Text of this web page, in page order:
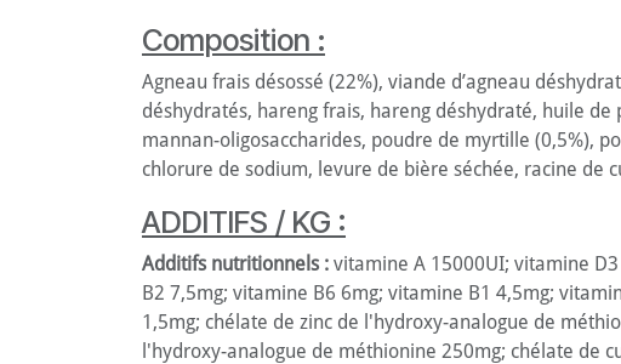
Composition :
Agneau frais désossé (22%), viande d’agneau
déshydratés, hareng frais, hareng déshydraté, huile
mannan-oligosaccharides, poudre de myrtille (0,5%),
chlorure de sodium, levure de bière séchée, racine de
ADDITIFS / KG :
Additifs nutritionnels : vitamine A 15000UI; vitamine
B2 7,5mg; vitamine B6 6mg; vitamine B1 4,5mg;
1,5mg; chélate de zinc de l'hydroxy-analogue de
l'hydroxy-analogue de méthionine 250mg; chélate de